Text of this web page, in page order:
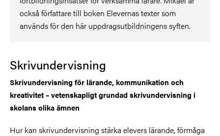
också författare till boken Elevernas texter som
används för den här uppdragsutbildningens syften.
Skrivundervisning
Skrivundervisning för lärande, kommunikation och
kreativitet – vetenskapligt grundad skrivundervisning i
skolans olika ämnen
Hur kan skrivundervisning stärka elevers lärande, förmåga